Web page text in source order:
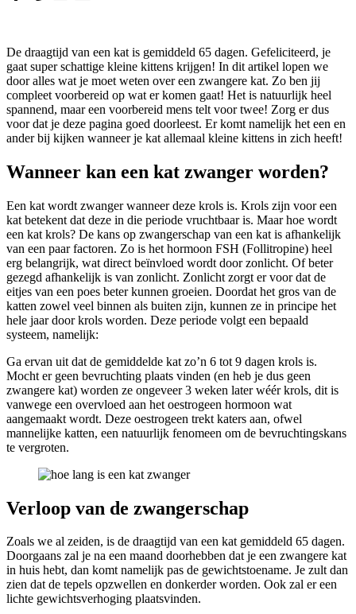
De draagtijd van een kat is gemiddeld 65 dagen. Gefeliciteerd, je
gaat super schattige kleine kittens krijgen! In dit artikel lopen we
door alles wat je moet weten over een zwangere kat. Zo ben jij
compleet voorbereid op wat er komen gaat! Het is natuurlijk heel
spannend, maar een voorbereid mens telt voor twee! Zorg er dus
voor dat je deze pagina goed doorleest. Er komt namelijk het een en
ander bij kijken wanneer je kat allemaal kleine kittens in zich heeft!
Wanneer kan een kat zwanger worden?
Een kat wordt zwanger wanneer deze krols is. Krols zijn voor een
kat betekent dat deze in die periode vruchtbaar is. Maar hoe wordt
een kat krols? De kans op zwangerschap van een kat is afhankelijk
van een paar factoren. Zo is het hormoon FSH (Follitropine) heel
erg belangrijk, wat direct beïnvloed wordt door zonlicht. Of beter
gezegd afhankelijk is van zonlicht. Zonlicht zorgt er voor dat de
eitjes van een poes beter kunnen groeien. Doordat het gros van de
katten zowel veel binnen als buiten zijn, kunnen ze in principe het
hele jaar door krols worden. Deze periode volgt een bepaald
systeem, namelijk:
Ga ervan uit dat de gemiddelde kat zo’n 6 tot 9 dagen krols is.
Mocht er geen bevruchting plaats vinden (en heb je dus geen
zwangere kat) worden ze ongeveer 3 weken later wéér krols, dit is
vanwege een overvloed aan het oestrogeen hormoon wat
aangemaakt wordt. Deze oestrogeen trekt katers aan, ofwel
mannelijke katten, een natuurlijk fenomeen om de bevruchtingskans
te vergroten.
Verloop van de zwangerschap
Zoals we al zeiden, is de draagtijd van een kat gemiddeld 65 dagen.
Doorgaans zal je na een maand doorhebben dat je een zwangere kat
in huis hebt, dan komt namelijk pas de gewichtstoename. Je zult dan
zien dat de tepels opzwellen en donkerder worden. Ook zal er een
lichte gewichtsverhoging plaatsvinden.